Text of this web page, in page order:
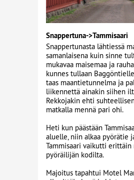
Snappertuna->Tammisaari
Snappertunasta lähtiessä
samanlaisena kuin sinne
mukavaa maisemaa ja
kunnes tullaan
taas maantietunnelma ja
liikennettä ainakin siihen
Rekkojakin ehti
matkalla mennä pari ohi.
Heti kun päästään
aluelle, niin alkaa pyörätie
Tammisaari vaikutti erittäin
pyöräilijän kodilta.
Majoitus tapahtui Motel